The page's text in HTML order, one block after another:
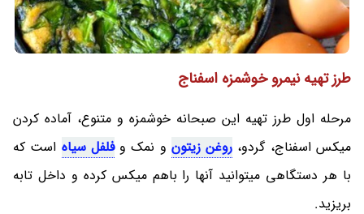
طرز تهیه نیمرو خوشمزه اسفناج
مرحله اول طرز تهیه این صبحانه خوشمزه و متنوع، آماده کردن
میکس اسفناج، گردو، روغن زیتون و نمک وفلفل سیاه است که
با هر دستگاهی میتوانید آنها را باهم میکس کرده و داخل تابه
بریزید.